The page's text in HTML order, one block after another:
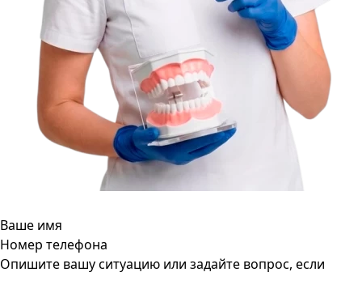
Ваше имя
Номер телефона
Опишите вашу ситуацию или задайте вопрос, если